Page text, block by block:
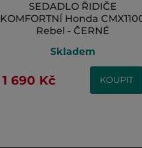
SEDADLO ŘIDIČE
KOMFORTNÍ Honda
Rebel - ČERNÉ
Skladem
1 690 Kč KOUPIT